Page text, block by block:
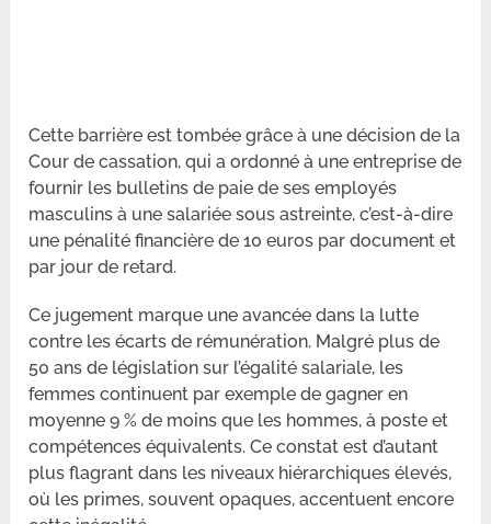
Cette barrière est tombée grâce à une décision de la
Cour de cassation, qui a ordonné à une entreprise de
fournir les bulletins de paie de ses employés
masculins à une salariée sous astreinte, c’est-à-dire
une pénalité financière de 10 euros par document et
par jour de retard.
Ce jugement marque une avancée dans la lutte
contre les écarts de rémunération. Malgré plus de
50 ans de législation sur l’égalité salariale, les
femmes continuent par exemple de gagner en
moyenne 9 % de moins que les hommes, à poste et
compétences équivalents. Ce constat est d’autant
plus flagrant dans les niveaux hiérarchiques élevés,
où les primes, souvent opaques, accentuent encore